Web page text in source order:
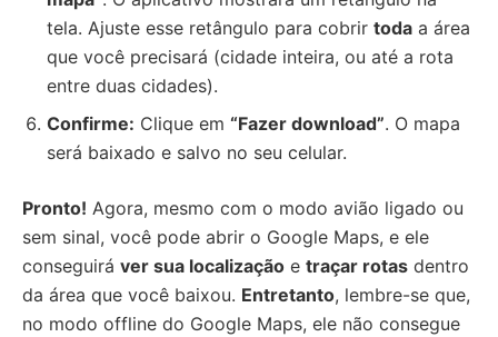
tela. Ajuste esse retângulo para cobrir toda a área
que você precisará (cidade inteira, ou até a rota
entre duas cidades).
Confirme: Clique em “Fazer download”. O mapa
será baixado e salvo no seu celular.
Pronto! Agora, mesmo com o modo avião ligado ou
sem sinal, você pode abrir o Google Maps, e ele
conseguirá ver sua localização e traçar rotas dentro
da área que você baixou. Entretanto, lembre-se que,
no modo offline do Google Maps, ele não consegue